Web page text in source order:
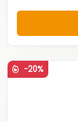
-20%